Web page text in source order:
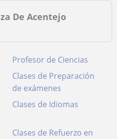
De Acentejo
Profesor de Ciencias
Clases de Preparación
de exámenes
Clases de Idiomas
Clases de Refuerzo en